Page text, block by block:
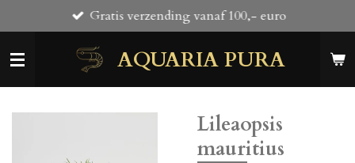
direct
naar
AQUARIA PURA
Gratis verzending vanaf 100,- euro
Lileaopsis
mauritius